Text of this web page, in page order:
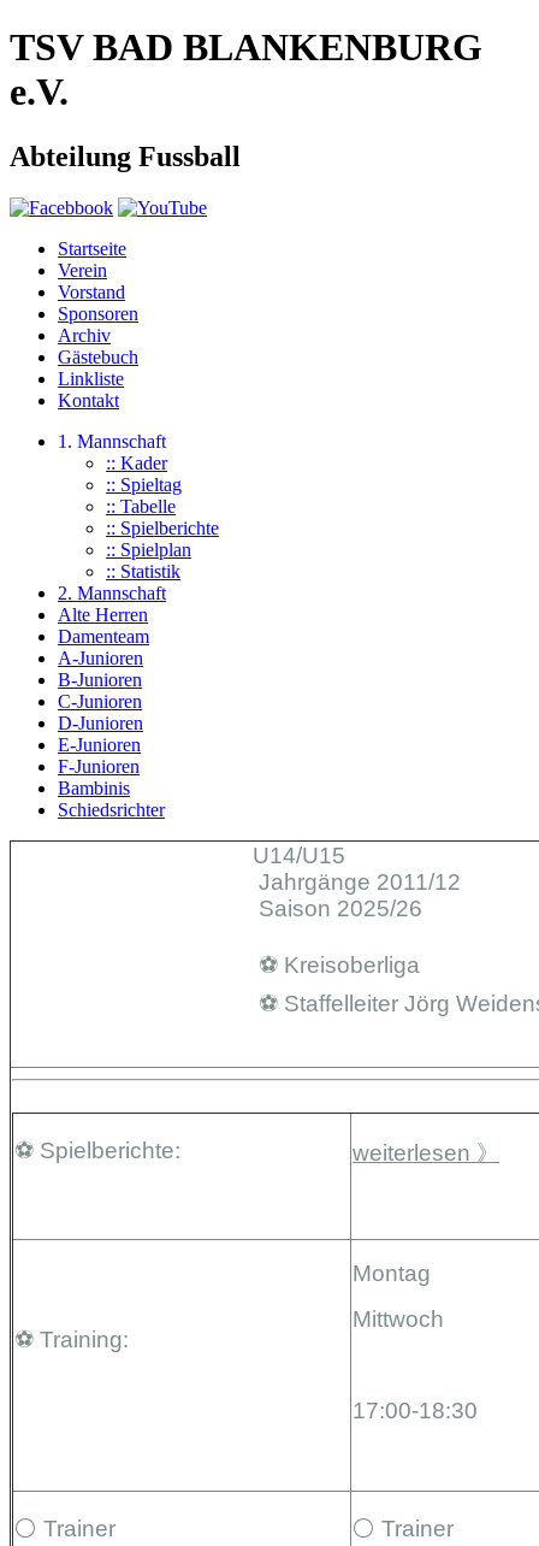
TSV BAD BLANKENBURG
e.V.
Abteilung Fussball
Startseite
Verein
Vorstand
Sponsoren
Archiv
Gästebuch
Linkliste
Kontakt
1. Mannschaft
:: Kader
:: Spieltag
:: Tabelle
:: Spielberichte
:: Spielplan
:: Statistik
2. Mannschaft
Alte Herren
Damenteam
A-Junioren
B-Junioren
C-Junioren
D-Junioren
E-Junioren
F-Junioren
Bambinis
Schiedsrichter
U14/U15
Jahrgänge 2011/12
Saison 2025/26
⚽️ Kreisoberliga
⚽️ Staffelleiter Jörg
⚽️ Spielberichte: weiterlesen 》
⚽️ Training:
Montag
Mittwoch
17:00-18:30
⚪️ Trainer ⚪️ Trainer